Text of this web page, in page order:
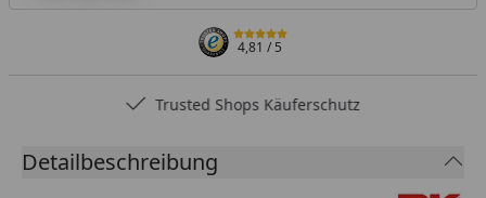
4,81/ 5
Trusted Shops Käuferschutz
Detailbeschreibung